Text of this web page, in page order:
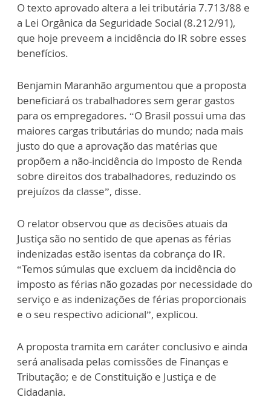
O texto aprovado altera a lei tributária 7.713/88 e
a Lei Orgânica da Seguridade Social (8.212/91),
que hoje preveem a incidência do IR sobre esses
benefícios.
Benjamin Maranhão argumentou que a proposta
beneficiará os trabalhadores sem gerar gastos
para os empregadores. “O Brasil possui uma das
maiores cargas tributárias do mundo; nada mais
justo do que a aprovação das matérias que
propõem a não-incidência do Imposto de Renda
sobre direitos dos trabalhadores, reduzindo os
prejuízos da classe”, disse.
O relator observou que as decisões atuais da
Justiça são no sentido de que apenas as férias
indenizadas estão isentas da cobrança do IR.
“Temos súmulas que excluem da incidência do
imposto as férias não gozadas por necessidade do
serviço e as indenizações de férias proporcionais
e o seu respectivo adicional”, explicou.
A proposta tramita em caráter conclusivo e ainda
será analisada pelas comissões de Finanças e
Tributação; e de Constituição e Justiça e de
Cidadania.